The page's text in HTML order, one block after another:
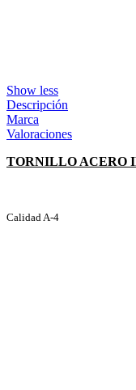
Show less
Descripción
Marca
Valoraciones
TORNILLO ACERO
Calidad A-4